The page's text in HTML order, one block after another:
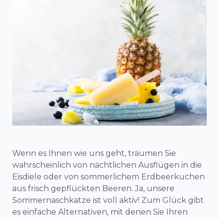
Wenn es Ihnen wie uns geht, träumen Sie
wahrscheinlich von nächtlichen Ausflügen in die
Eisdiele oder von sommerlichem Erdbeerkuchen
aus frisch gepflückten Beeren. Ja, unsere
Sommernaschkatze ist voll aktiv! Zum Glück gibt
es einfache Alternativen, mit denen Sie Ihren